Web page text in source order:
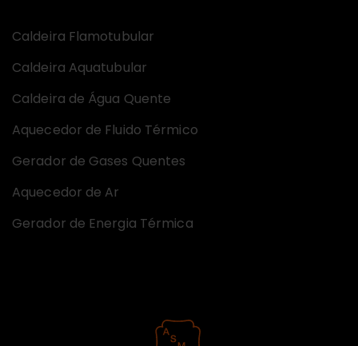
Caldeira Flamotubular
Caldeira Aquatubular
Caldeira de Água Quente
Aquecedor de Fluido Térmico
Gerador de Gases Quentes
Aquecedor de Ar
Gerador de Energia Térmica